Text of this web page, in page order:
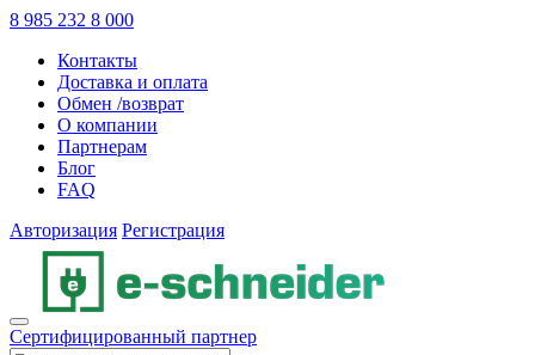
8 985 232 8 000
Контакты
Доставка и оплата
Обмен /возврат
О компании
Партнерам
Блог
FAQ
Авторизация Регистрация
Сертифицированный партнер